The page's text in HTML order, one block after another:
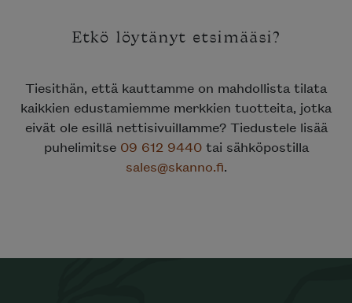
Etkö löytänyt etsimääsi?
Tiesithän, että kauttamme on mahdollista tilata
kaikkien edustamiemme merkkien tuotteita, jotka
eivät ole esillä nettisivuillamme? Tiedustele lisää
puhelimitse 09 612 9440tai sähköpostilla
sales@skanno.fi.